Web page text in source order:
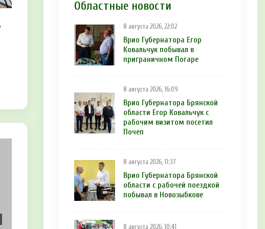
Областные новости
8 августа 2026, 22:02
Врио Губернатора Егор
Ковальчук побывал в
приграничном Погаре
8 августа 2026, 16:09
Врио Губернатора Брянской
области Егор Ковальчук с
рабочим визитом посетил
Почеп
8 августа 2026, 11:37
Врио Губернатора Брянской
области с рабочей поездкой
побывал в Новозыбкове
8 августа 2026, 10:41